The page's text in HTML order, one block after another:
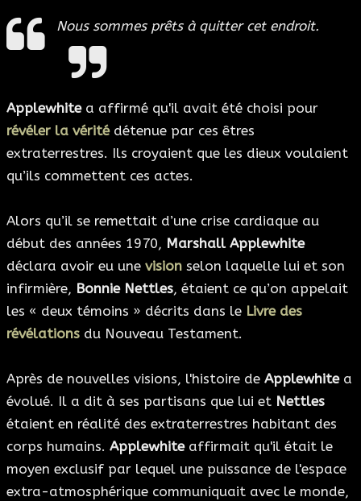
Nous sommes prêts à quitter cet endroit.
Applewhitea affirmé qu'il avait été choisi pour
révéler la véritédétenue par ces êtres
extraterrestres. Ils croyaient que les dieux voulaient
qu’ils commettent ces actes.
Alors qu’il se remettait d’une crise cardiaque au
début des années 1970, Marshall Applewhite
déclara avoir eu une vision selon laquelle lui et son
infirmière, Bonnie Nettles, étaient ce qu’on appelait
les « deux témoins » décrits dans le Livre des
révélations du Nouveau Testament.
Après de nouvelles visions, l'histoire de Applewhitea
évolué. Il a dit à ses partisans que lui et Nettles
étaient en réalité des extraterrestres habitant des
corps humains. Applewhiteaffirmait qu'il était le
moyen exclusif par lequel une puissance de l'espace
extra-atmosphérique communiquait avec le monde,